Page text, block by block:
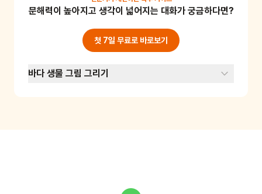
청소하는 동작을 해요. 역할을 바꿔가며 놀이를
해보세요. 이 놀이를 통해 어린이들은 공생 관계
를 직접 체험하고 이해할 수 있어요.
문해력이 높아지고 생각이 넓어지는 대화가 궁금하다면?
첫 7일 무료로 바로보기
바다 생물 그림 그리기